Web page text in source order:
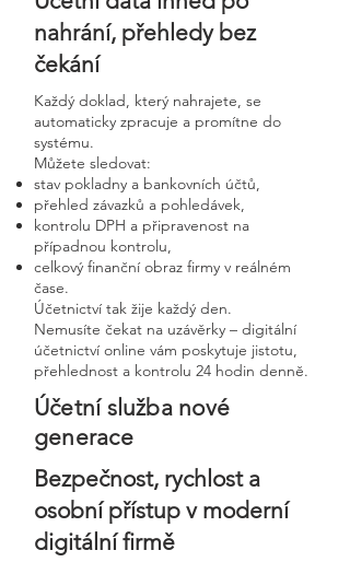
nahrání, přehledy bez
čekání
Každý doklad, který nahrajete, se
automaticky zpracuje a promítne do
systému.
Můžete sledovat:
stav pokladny a bankovních účtů,
přehled závazků a pohledávek,
kontrolu DPH a připravenost na
případnou kontrolu,
celkový finanční obraz firmy v reálném
čase.
Účetnictví tak žije každý den.
Nemusíte čekat na uzávěrky – digitální
účetnictví online vám poskytuje jistotu,
přehlednost a kontrolu 24 hodin denně.
Účetní služba nové
generace
Bezpečnost, rychlost a
osobní přístup v moderní
digitální firmě